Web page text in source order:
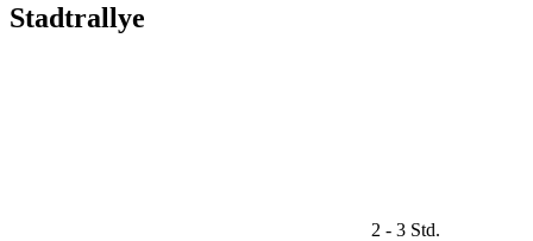
Stadtrallye
2 - 3 Std.